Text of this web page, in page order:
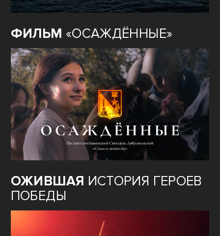
ФИЛЬМ «ОСАЖДЁННЫЕ»
ОЖИВШАЯ ИСТОРИЯ ГЕРОЕВ
ПОБЕДЫ